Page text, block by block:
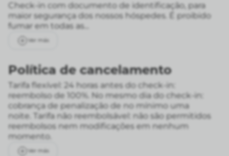
Check-in com documento de identificação, para
maior segurança dos nossos hóspedes. É proibido
fumar em todas as...
Ver más
Política de cancelamento
Tarifa flexível: 24 horas antes do check-in:
reembolso de 100%. No mesmo dia do check-in:
cobrança de penalização de no mínimo uma
noite.
Tarifa não reembolsável: não são permitidos
reembolsos nem modificações em nenhum
momento.
Ver más